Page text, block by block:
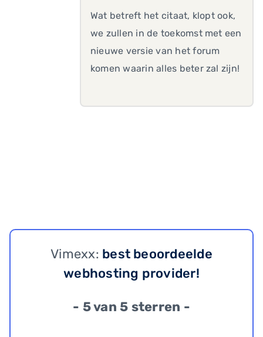
Wat betreft het citaat, klopt ook,
we zullen in de toekomst met een
nieuwe versie van het forum
komen waarin alles beter zal zijn!
Vimexx: best beoordeelde
webhosting provider!
- 5 van 5 sterren -